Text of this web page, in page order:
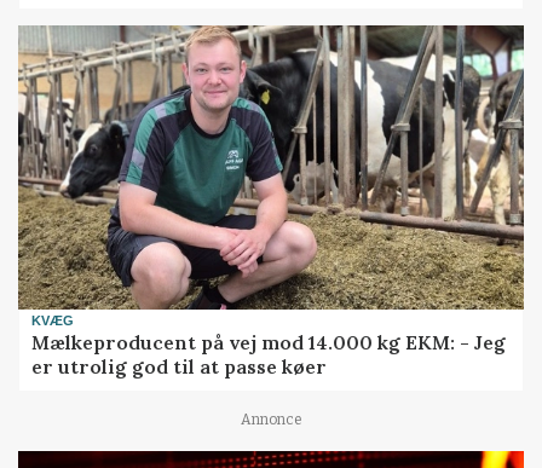
KVÆG
Mælkeproducent på vej mod 14.000 kg EKM: - Jeg
er utrolig god til at passe køer
Annonce